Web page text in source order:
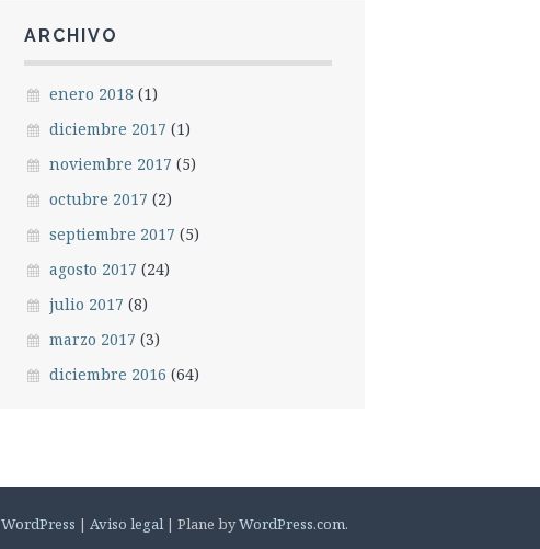
ARCHIVO
enero 2018 (1)
diciembre 2017 (1)
noviembre 2017 (5)
octubre 2017 (2)
septiembre 2017 (5)
agosto 2017 (24)
julio 2017 (8)
marzo 2017 (3)
diciembre 2016 (64)
WordPress | Aviso legal| Plane byWordPress.com.